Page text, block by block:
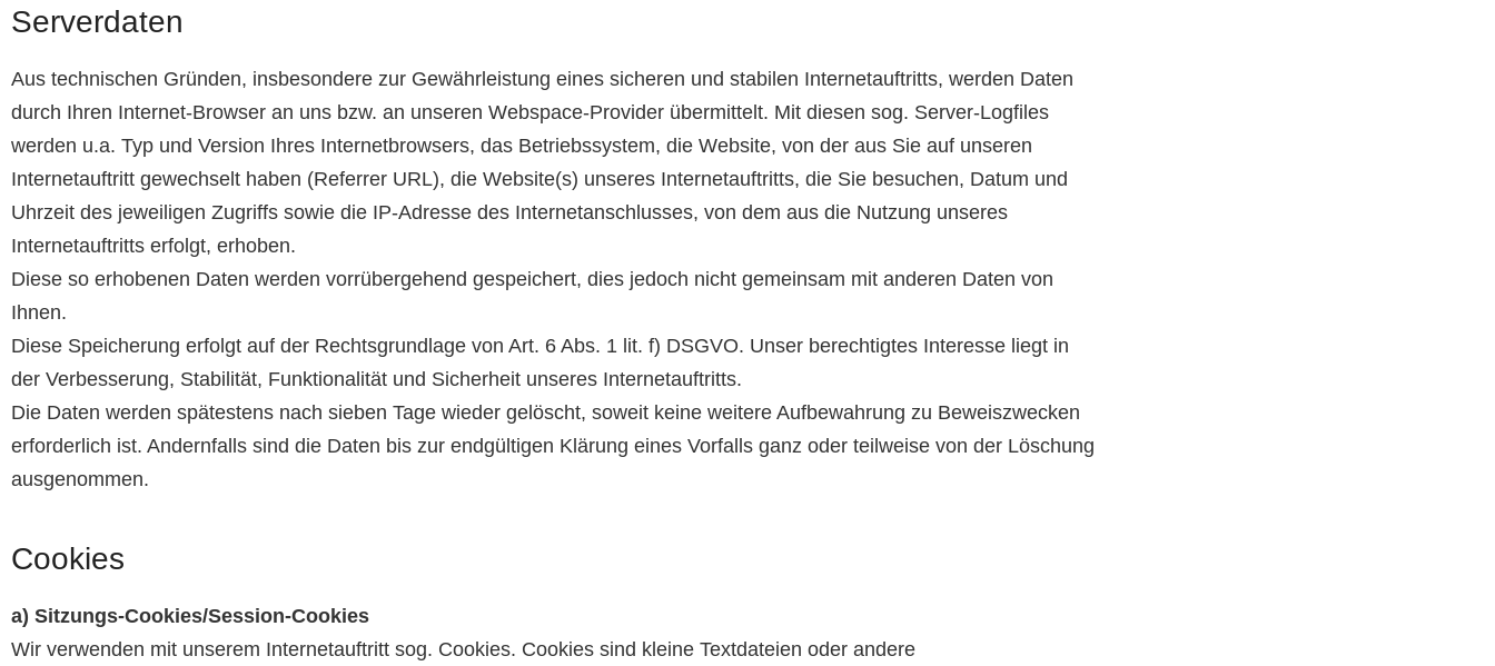
Serverdaten
Aus technischen Gründen, insbesondere zur Gewährleistung eines sicheren und stabilen Internetauftritts, werden Daten
durch Ihren Internet-Browser an uns bzw. an unseren Webspace-Provider übermittelt. Mit diesen sog. Server-Logfiles
werden u.a. Typ und Version Ihres Internetbrowsers, das Betriebssystem, die Website, von der aus Sie auf unseren
Internetauftritt gewechselt haben (Referrer URL), die Website(s) unseres Internetauftritts, die Sie besuchen, Datum und
Uhrzeit des jeweiligen Zugriffs sowie die IP-Adresse des Internetanschlusses, von dem aus die Nutzung unseres
Internetauftritts erfolgt, erhoben.
Diese so erhobenen Daten werden vorrübergehend gespeichert, dies jedoch nicht gemeinsam mit anderen Daten von
Ihnen.
Diese Speicherung erfolgt auf der Rechtsgrundlage von Art. 6 Abs. 1 lit. f) DSGVO. Unser berechtigtes Interesse liegt in
der Verbesserung, Stabilität, Funktionalität und Sicherheit unseres Internetauftritts.
Die Daten werden spätestens nach sieben Tage wieder gelöscht, soweit keine weitere Aufbewahrung zu Beweiszwecken
erforderlich ist. Andernfalls sind die Daten bis zur endgültigen Klärung eines Vorfalls ganz oder teilweise von der Löschung
ausgenommen.
Cookies
a) Sitzungs-Cookies/Session-Cookies
Wir verwenden mit unserem Internetauftritt sog. Cookies. Cookies sind kleine Textdateien oder andere